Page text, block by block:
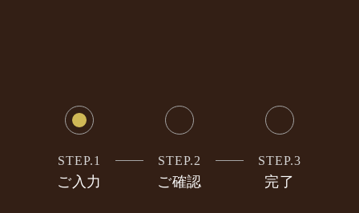
STEP.1
ご入力
STEP.2
ご確認
STEP.3
完了